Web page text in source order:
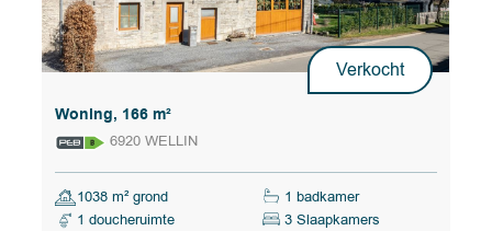
Verkocht
Woning, 166 m²
6920 WELLIN
1038 m² grond
1 badkamer
1 doucheruimte
3 Slaapkamers